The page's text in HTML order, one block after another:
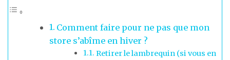
Comment faire pour ne pas que mon
store s’abîme en hiver ?
Retirer le lambrequin (si vous en